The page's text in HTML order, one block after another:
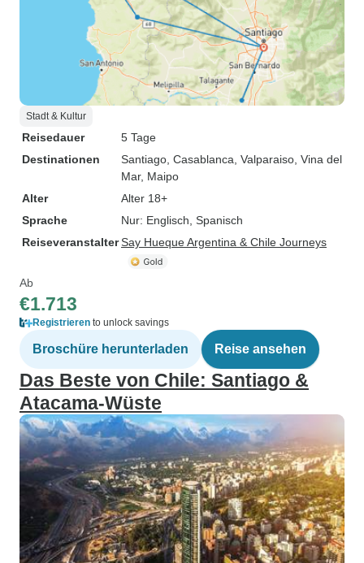
Stadt & Kultur
Reisedauer
5 Tage
Destinationen
Santiago , Casablanca , Valparaiso , Vina del
Mar, Maipo
Alter
Alter 18+
Sprache
Nur: Englisch, Spanisch
ReiseveranstalterSay Hueque Argentina & Chile Journeys
Ab
€1.713
Registrieren to unlock savings
Broschüre herunterladen Reise ansehen
Das Beste von Chile: Santiago &
Atacama-Wüste